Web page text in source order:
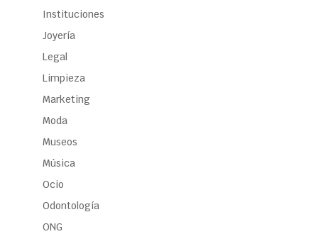
Instituciones
Joyería
Legal
Limpieza
Marketing
Moda
Museos
Música
Ocio
Odontología
ONG